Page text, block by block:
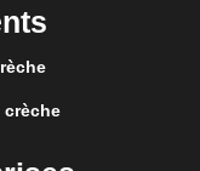
crèche